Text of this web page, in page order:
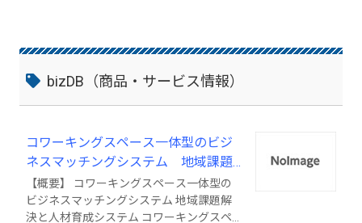
bizDB（商品・サービス情報）
コワーキングスペース一体型のビジ
ネスマッチングシステム 地域課題
解決と人材 育成システム
【概要】 コワーキングスペース一体型の
ビジネスマッチングシステム 地域課題解
決と人材育成システム コワーキングスペ